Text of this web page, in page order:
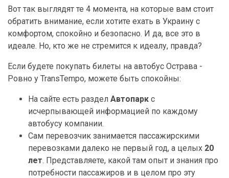
Вот так выглядят те 4 момента, на которые вам стоит
обратить внимание, если хотите ехать в Украину с
комфортом, спокойно и безопасно. И да, все это в
идеале. Но, кто же не стремится к идеалу, правда?
Если будете покупать билеты на автобус Острава -
Ровно у TransTempo, можете быть спокойны:
На сайте есть раздел Автопарк с
исчерпывающей информацией по каждому
автобусу компании.
Сам перевозчик занимается пассажирскими
перевозками далеко не первый год, а целых 20
лет. Представляете, какой там опыт и знания про
потребности пассажиров и в целом про эту